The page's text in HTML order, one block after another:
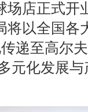
场店正式开
将以全国各
递至高尔
元化发展